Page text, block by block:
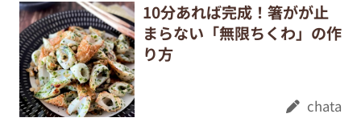
10分あれば完成！箸がが止
まらない「無限ちくわ」の作
り方
chata